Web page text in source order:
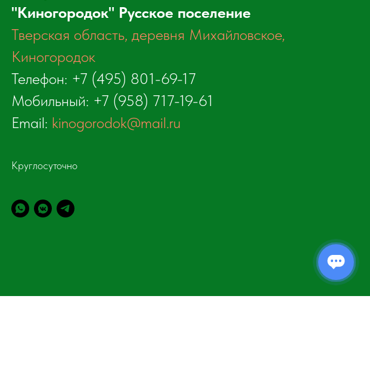
"Киногородок" Русское поселение
Тверская область, деревня Михайловское,
Киногородок
Телефон: +7 (495) 801-69-17
Мобильный: +7 (958) 717-19-61
Email: kinogorodok@mail.ru
Круглосуточно